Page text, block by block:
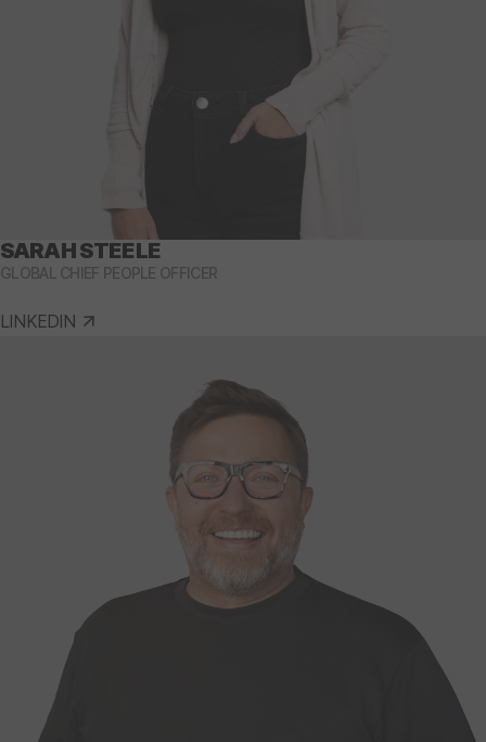
SARAH STEELE
GLOBAL CHIEF PEOPLE OFFICER
LINKEDIN